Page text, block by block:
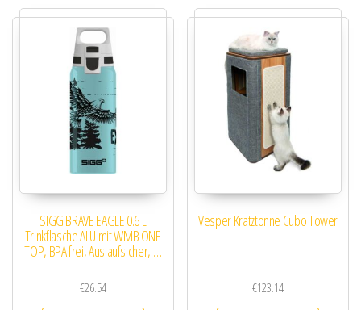
SIGG BRAVE EAGLE 0.6 L
Trinkflasche ALU mit WMB ONE
TOP, BPA frei, Auslaufsicher, …
€26.54
Vesper Kratztonne Cubo Tower
€123.14